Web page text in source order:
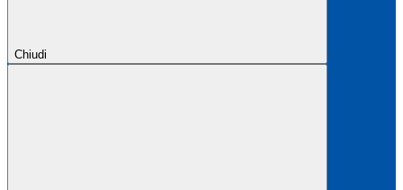
Chiudi